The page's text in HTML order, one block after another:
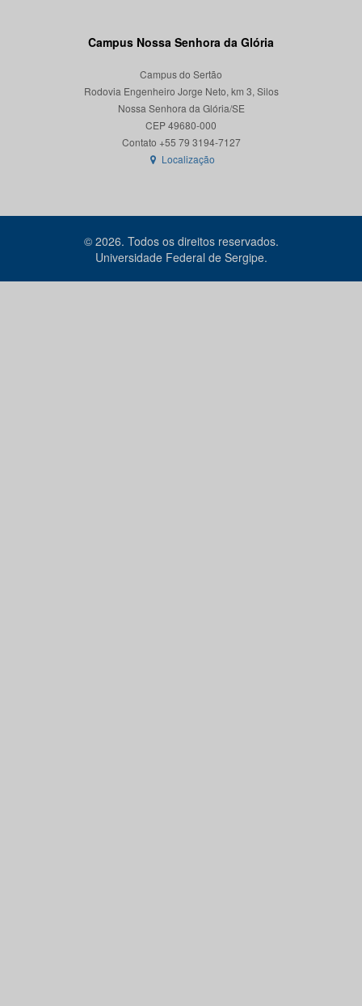
Campus Nossa Senhora da Glória
Campus do Sertão
Rodovia Engenheiro Jorge Neto, km 3, Silos
Nossa Senhora da Glória/SE
CEP 49680-000
Contato +55 79 3194-7127
Localização
© 2026. Todos os direitos reservados.
Universidade Federal de Sergipe.